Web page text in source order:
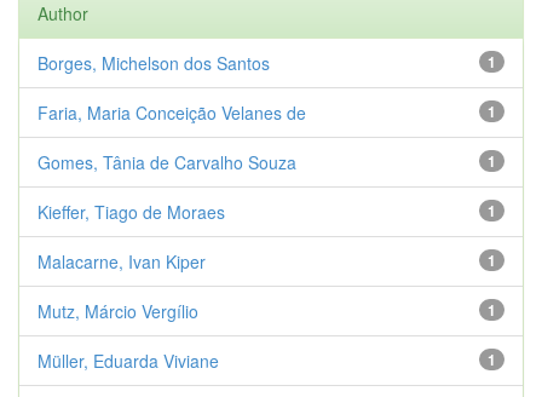
Author
1
Borges, Michelson dos Santos
1
Faria, Maria Conceição Velanes de
1
Gomes, Tânia de Carvalho Souza
1
Kieffer, Tiago de Moraes
1
Malacarne, Ivan Kiper
1
Mutz, Márcio Vergílio
1
Müller, Eduarda Viviane